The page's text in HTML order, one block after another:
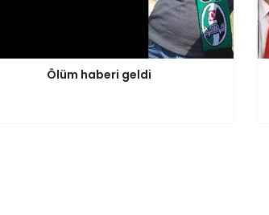
Ölüm haberi geldi